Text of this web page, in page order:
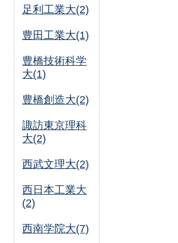
足利工業大(2)
豊田工業大(1)
豊橋技術科学
大(1)
豊橋創造大(2)
諏訪東京理科
大(2)
西武文理大(2)
西日本工業大
(2)
西南学院大(7)